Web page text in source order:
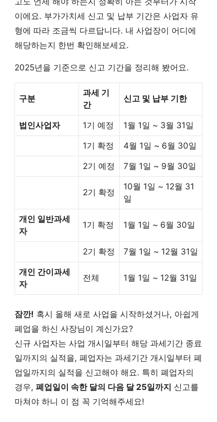
이에요. 부가가치세 신고 및 납부 기간은 사업자 유
형에 따라 조금씩 다르답니다. 내 사업장이 어디에
해당하는지 한번 확인해보세요.
2025년을 기준으로 신고 기간을 정리해 봤어요.
구분
과세 기
간
신고 및 납부 기한
법인사업자 1기 예정 1월 1일 ~ 3월 31일
1기 확정 4월 1일 ~ 6월 30일
2기 예정 7월 1일 ~ 9월 30일
2기 확정
10월 1일 ~ 12월 31
일
개인 일반과세
자
1기 확정 1월 1일 ~ 6월 30일
2기 확정 7월 1일 ~ 12월 31일
개인 간이과세
자
전체 1월 1일 ~ 12월 31일
잠깐! 혹시 올해 새로 사업을 시작하셨거나, 아쉽게
폐업을 하신 사장님이 계신가요?
신규 사업자는 사업 개시일부터 해당 과세기간 종료
일까지의 실적을, 폐업자는 과세기간 개시일부터 폐
업일까지의 실적을 신고해야 해요. 특히 폐업자의
경우, 폐업일이 속한 달의 다음 달 25일까지 신고를
마쳐야 하니 이 점 꼭 기억해주세요!